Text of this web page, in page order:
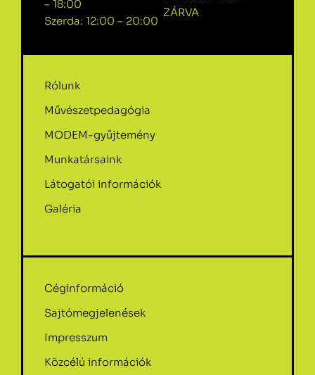
– 18:00
Szerda: 12:00 – 20:00
ZÁRVA
Rólunk
Művészetpedagógia
MODEM-gyűjtemény
Munkatársaink
Látogatói információk
Galéria
Céginformáció
Sajtómegjelenések
Impresszum
Közcélú információk